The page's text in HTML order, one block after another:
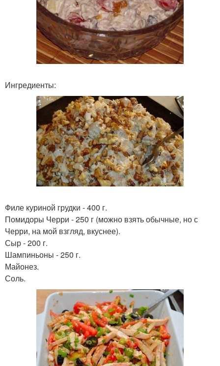
Ингредиенты:
Филе куриной грудки - 400 г.
Помидоры Черри - 250 г (можно взять обычные, но с
Черри, на мой взгляд, вкуснее).
Сыр - 200 г.
Шампиньоны - 250 г.
Майонез.
Соль.